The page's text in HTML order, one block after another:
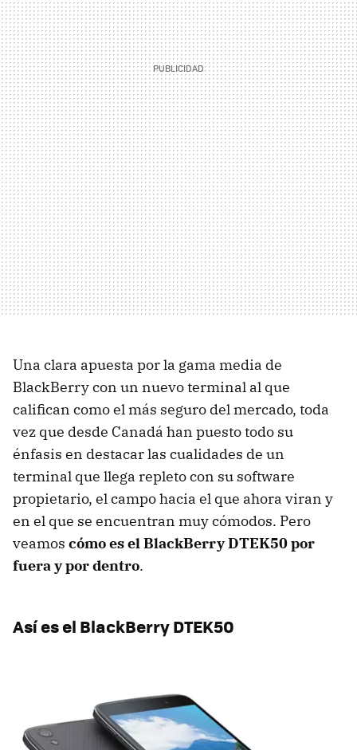
Una clara apuesta por la gama media de
BlackBerry con un nuevo terminal al que
califican como el más seguro del mercado, toda
vez que desde Canadá han puesto todo su
énfasis en destacar las cualidades de un
terminal que llega repleto con su software
propietario, el campo hacia el que ahora viran y
en el que se encuentran muy cómodos. Pero
veamos cómo es el BlackBerry DTEK50 por
fuera y por dentro.
Así es el BlackBerry DTEK50